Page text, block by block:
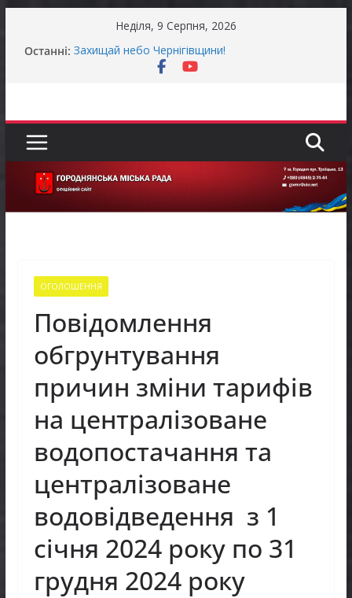
Неділя, 9 Серпня, 2026
Останні: Захищай небо Чернігівщини!
ЗАГАЛЬНОНАЦІОНАЛЬНА ХВИЛИНА
Як отримати компенсацію за товари, придбані
Уповноважений Верховної Ради України з
прав людини проводить опитування щодо
реалізації права осіб з інвалідністю на працю
ОГОЛОШЕННЯ
Повідомлення
обгрунтування
причин зміни тарифів
на централізоване
водопостачання та
централізоване
водовідведення з 1
січня 2024 року по 31
грудня 2024 року